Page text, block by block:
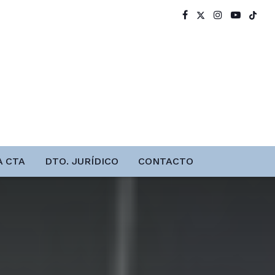
CTA DTO. JURÍDICO CONTACTO